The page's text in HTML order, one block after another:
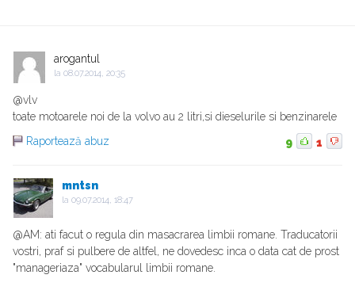
arogantul
la 08.07.2014, 20:35
@vlv
toate motoarele noi de la volvo au 2 litri,si dieselurile si benzinarele
Raportează abuz
9 1
mntsn
la 09.07.2014, 18:47
@AM: ati facut o regula din masacrarea limbii romane. Traducatorii
vostri, praf si pulbere de altfel, ne dovedesc inca o data cat de prost
"manageriaza" vocabularul limbii romane.